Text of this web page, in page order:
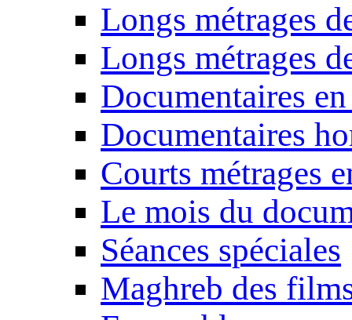
Longs métrages
Longs métrages
Documentaires
Documentaires
Courts métrages
Le mois du
Séances spéciales
Maghreb des